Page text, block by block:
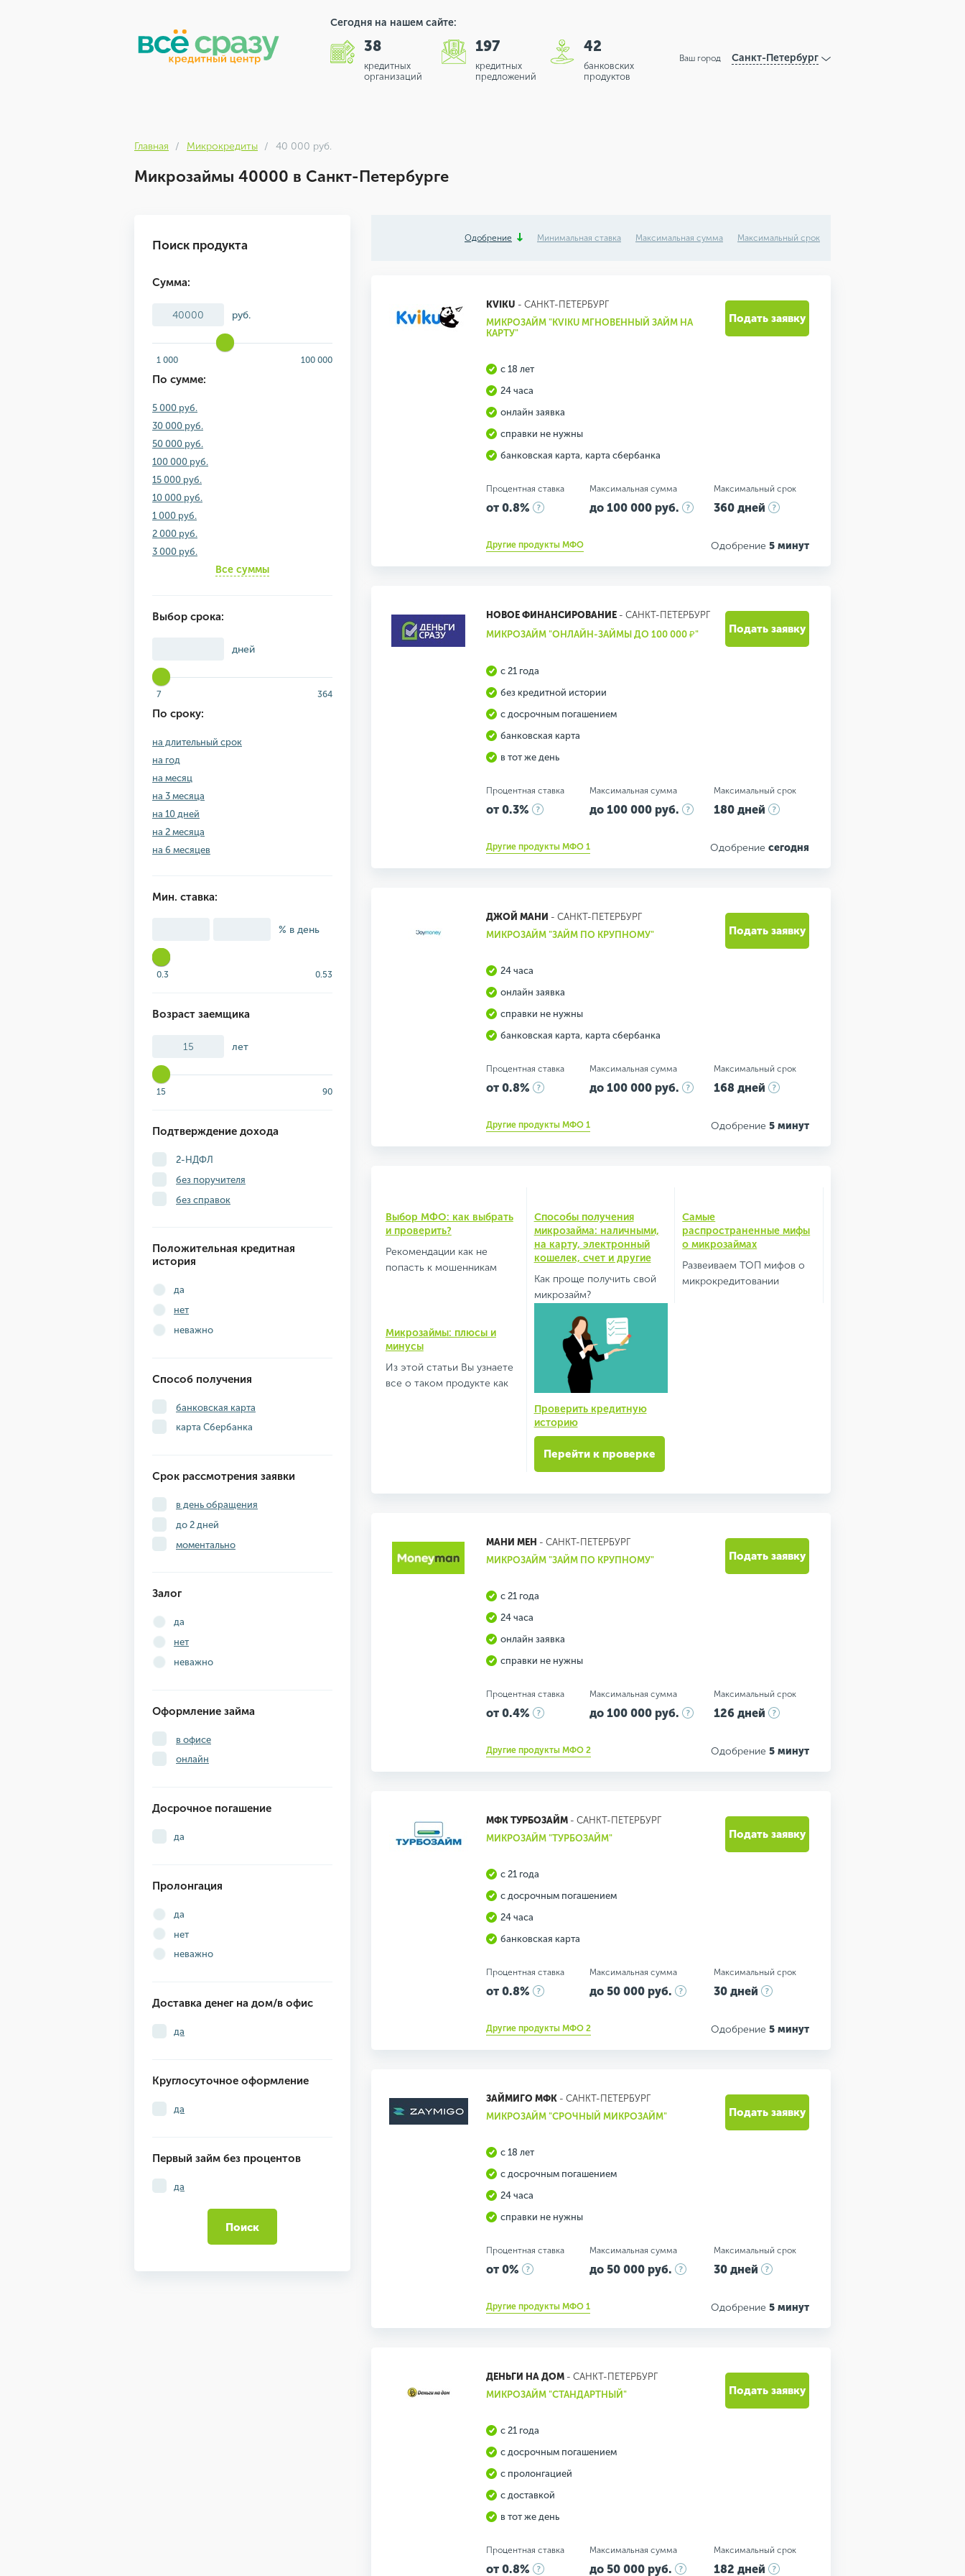
Сегодня на нашем сайте:
38
кредитных
организаций
197
кредитных
предложений
42
банковских
продуктов
Ваш город Санкт-Петербург
Главная Микрокредиты 40 000 руб.
Микрозаймы 40000 в Санкт-Петербурге
Поиск продукта
Сумма:
руб.
1 000 100 000
По сумме:
5 000 руб.
30 000 руб.
50 000 руб.
100 000 руб.
15 000 руб.
10 000 руб.
1 000 руб.
2 000 руб.
3 000 руб.
Все суммы
Выбор срока:
дней
7 364
По сроку:
на длительный срок
на год
на месяц
на 3 месяца
на 10 дней
на 2 месяца
на 6 месяцев
Мин. ставка:
% в день
0.3 0.53
Возраст заемщика
лет
15 90
Подтверждение дохода
2-НДФЛ
без поручителя
без справок
Положительная кредитная
история
да
нет
неважно
Способ получения
банковская карта
карта Сбербанка
Срок рассмотрения заявки
в день обращения
до 2 дней
моментально
Залог
да
нет
неважно
Оформление займа
в офисе
онлайн
Досрочное погашение
да
Пролонгация
да
нет
неважно
Доставка денег на дом/в офис
да
Круглосуточное оформление
да
Первый займ без процентов
да
Поиск
Одобрение Минимальная ставка Максимальная сумма Максимальный срок
KVIKU - САНКТ-ПЕТЕРБУРГ
МИКРОЗАЙМ "KVIKU МГНОВЕННЫЙ ЗАЙМ НА
КАРТУ"
с 18 лет
24 часа
онлайн заявка
справки не нужны
банковская карта, карта сбербанка
Процентная ставка
от 0.8%
Максимальная сумма
до 100 000 руб.
Максимальный срок
360 дней
Другие продукты МФО Одобрение 5 минут
Подать заявку
НОВОЕ ФИНАНСИРОВАНИЕ- САНКТ-ПЕТЕРБУРГ
МИКРОЗАЙМ "ОНЛАЙН-ЗАЙМЫ ДО 100 000 ₽"
с 21 года
без кредитной истории
с досрочным погашением
банковская карта
в тот же день
Процентная ставка
от 0.3%
Максимальная сумма
до 100 000 руб.
Максимальный срок
180 дней
Другие продукты МФО 1 Одобрение сегодня
Подать заявку
ДЖОЙ МАНИ - САНКТ-ПЕТЕРБУРГ
МИКРОЗАЙМ "ЗАЙМ ПО КРУПНОМУ"
24 часа
онлайн заявка
справки не нужны
банковская карта, карта сбербанка
Процентная ставка
от 0.8%
Максимальная сумма
до 100 000 руб.
Максимальный срок
168 дней
Другие продукты МФО 1 Одобрение 5 минут
Подать заявку
Выбор МФО: как выбрать
и проверить?
Рекомендации как не
попасть к мошенникам
Способы получения
микрозайма: наличными,
на карту, электронный
кошелек, счет и другие
Как проще получить свой
микрозайм?
Самые
распространенные мифы
о микрозаймах
Развеиваем ТОП мифов о
микрокредитовании
Микрозаймы: плюсы и
минусы
Из этой статьи Вы узнаете
все о таком продукте как
Проверить кредитную
историю
Перейти к проверке
МАНИ МЕН - САНКТ-ПЕТЕРБУРГ
МИКРОЗАЙМ "ЗАЙМ ПО КРУПНОМУ"
с 21 года
24 часа
онлайн заявка
справки не нужны
Процентная ставка
от 0.4%
Максимальная сумма
до 100 000 руб.
Максимальный срок
126 дней
Другие продукты МФО 2 Одобрение 5 минут
Подать заявку
МФК ТУРБОЗАЙМ- САНКТ-ПЕТЕРБУРГ
МИКРОЗАЙМ "ТУРБОЗАЙМ"
с 21 года
с досрочным погашением
24 часа
банковская карта
Процентная ставка
от 0.8%
Максимальная сумма
до 50 000 руб.
Максимальный срок
30 дней
Другие продукты МФО 2 Одобрение 5 минут
Подать заявку
ЗАЙМИГО МФК- САНКТ-ПЕТЕРБУРГ
МИКРОЗАЙМ "СРОЧНЫЙ МИКРОЗАЙМ"
с 18 лет
с досрочным погашением
24 часа
справки не нужны
Процентная ставка
от 0%
Максимальная сумма
до 50 000 руб.
Максимальный срок
30 дней
Другие продукты МФО 1 Одобрение 5 минут
Подать заявку
ДЕНЬГИ НА ДОМ- САНКТ-ПЕТЕРБУРГ
МИКРОЗАЙМ "СТАНДАРТНЫЙ"
с 21 года
с досрочным погашением
с пролонгацией
с доставкой
в тот же день
Процентная ставка
от 0.8%
Максимальная сумма
до 50 000 руб.
Максимальный срок
182 дней
Подать заявку